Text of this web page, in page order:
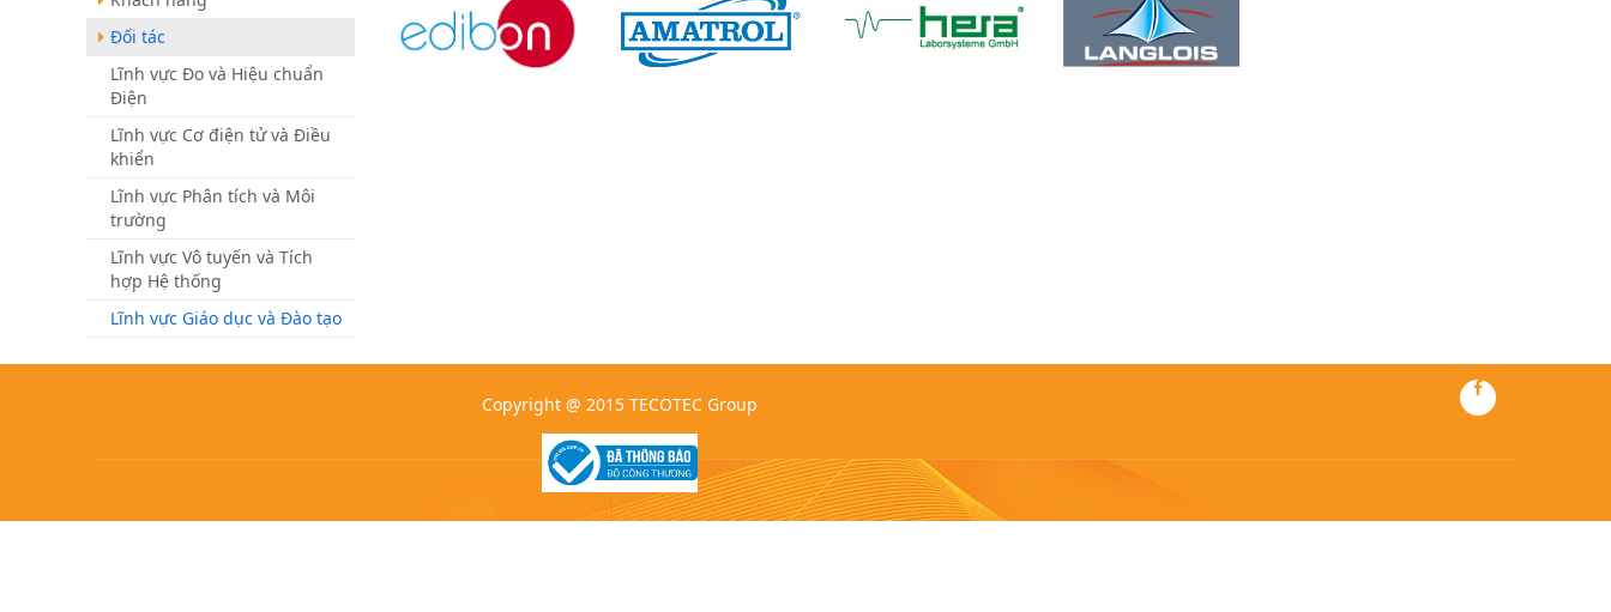
Đối tác
Lĩnh vực Đo và Hiệu chuẩn
Điện
Lĩnh vực Cơ điện tử và Điều
khiển
Lĩnh vực Phân tích và Môi
trường
Lĩnh vực Vô tuyến và Tích
hợp Hệ thống
Lĩnh vực Giáo dục và Đào tạo
Copyright @ 2015 TECOTEC Group